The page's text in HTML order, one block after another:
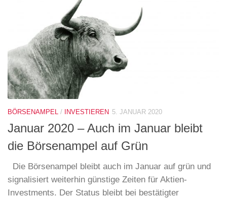
BÖRSENAMPEL / INVESTIEREN 5. JANUAR 2020
Januar 2020 – Auch im Januar bleibt
die Börsenampel auf Grün
Die Börsenampel bleibt auch im Januar auf grün und
signalisiert weiterhin günstige Zeiten für Aktien-
Investments. Der Status bleibt bei bestätigter